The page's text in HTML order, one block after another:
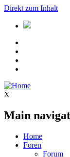
Direkt zum Inhalt
X
Main
Home
Foren
Forum